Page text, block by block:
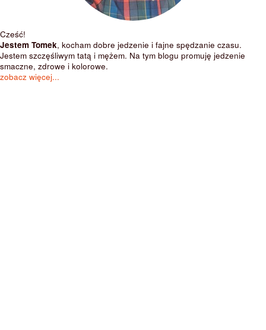
Cześć!
Jestem Tomek, kocham dobre jedzenie i fajne spędzanie czasu.
Jestem szczęśliwym tatą i mężem. Na tym blogu promuję jedzenie
smaczne, zdrowe i kolorowe.
zobacz więcej...